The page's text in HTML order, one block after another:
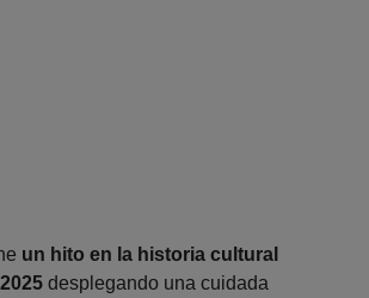
un hito en la historia cultural
desplegando una cuidada